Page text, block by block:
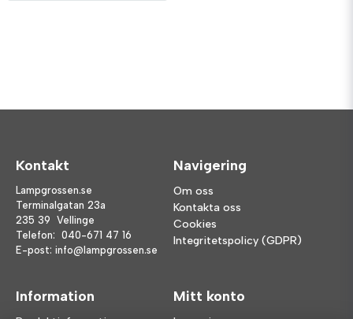
Kontakt
Lampgrossen.se
Terminalgatan 23a
235 39 Vellinge
Telefon: 040-671 47 16
E-post: info@lampgrossen.se
Navigering
Om oss
Kontakta oss
Cookies
Integritetspolicy (GDPR)
Information Mitt konto